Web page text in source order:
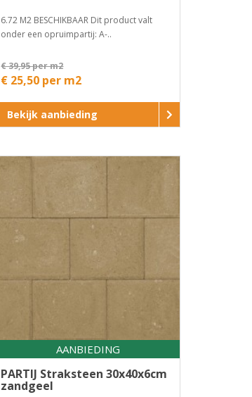
6.72 M2 BESCHIKBAAR Dit product valt
onder een opruimpartij: A-..
€ 39,95 per m2
€ 25,50 per m2
Bekijk aanbieding
AANBIEDING
PARTIJ Straksteen 30x40x6cm
zandgeel